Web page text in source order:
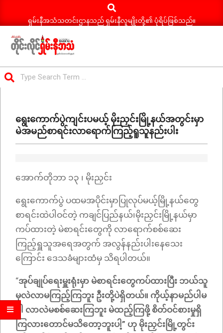
Search
ရှမ်းနီအသံသတင်းဌာနသည် ရှမ်းနီလူမျိုးတို့၏ ပုံရိပ်ဖြစ်သည်။
ရှမ်း
နီ
သတင်း
Menuရွေးကောက်ပွဲကျင်းပမယ့် မိုးညှင်းမြို့နယ်အတွင်းမှာ
မဲအမည်စာရင်းလာရောက်ကြည့်ရူသူနည်းပါး
အောက်တိုဘာ ၁၃ ၊ မိုးညှင်း
ရွေးကောက်ပွဲ ပထမအပိုင်းမှာပြုလုပ်မယ့်မြို့နယ်တွေ
စာရင်းထဲပါဝင်တဲ့ ကချင်ပြည်နယ်၊မိုးညှင်းမြို့နယ်မှာ
ကပ်ထားတဲ့ မဲစာရင်းတွေကို လာရောက်စစ်ဆေး
ကြည့်ရှူသူအရေအတွက် အလွန်နည်းပါးနေသေး
ကြောင်း ဒေသခံများထံမှ သိရပါတယ်။
“အုပ်ချုပ်ရေးမှူးရုံးမှာ မဲစာရင်းတွေကပ်ထားပြီး ဘယ်သူ
မှလဲလာမကြည့်ကြဘူး ဦးတို့ပဲရှိတယ်။ ကိုယ့်နာမည်ပါမ
ပါ လာလဲမစစ်ဆေးကြဘူး မဲထည့်ကြဖို့ စိတ်ဝင်စားမှုရှိ
ကြလားတောင်မသိတော့ဘူးပါ့” ဟု မိုးညှင်းမြို့တွင်း